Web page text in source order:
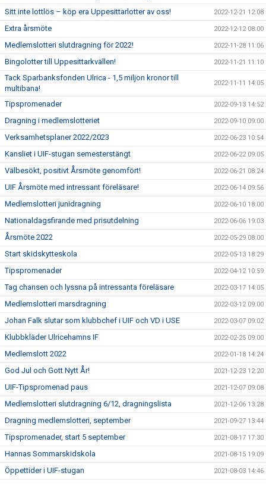
Sitt inte lottlös – köp era Uppesittarlotter av oss! 2022-12-21 12:08
Extra årsmöte 2022-12-12 08:00
Medlemslotteri slutdragning för 2022! 2022-11-28 11:06
Bingolotter till Uppesittarkvällen! 2022-11-21 11:10
Tack Sparbanksfonden Ulrica - 1,5 miljon kronor till
multibana!
2022-11-11 14:05
Tipspromenader 2022-09-13 14:52
Dragning i medlemslotteriet 2022-09-10 09:00
Verksamhetsplaner 2022/2023 2022-06-23 10:54
Kansliet i UIF-stugan semesterstängt 2022-06-22 09:05
Välbesökt, positivt Årsmöte genomfört! 2022-06-21 08:24
UIF Årsmöte med intressant föreläsare! 2022-06-14 09:56
Medlemslotteri junidragning 2022-06-10 18:00
Nationaldagsfirande med prisutdelning 2022-06-06 19:03
Årsmöte 2022 2022-05-29 08:00
Start skidskytteskola 2022-05-13 18:29
Tipspromenader 2022-04-12 10:59
Tag chansen och lyssna på intressanta föreläsare 2022-03-17 14:05
Medlemslotteri marsdragning 2022-03-12 09:00
Johan Falk slutar som klubbchef i UIF och VD i USE 2022-03-07 09:02
Klubbkläder Ulricehamns IF 2022-02-25 09:00
Medlemslott 2022 2022-01-18 14:24
God Jul och Gott Nytt År! 2021-12-23 12:20
UIF-Tipspromenad paus 2021-12-07 09:08
Medlemslotteri slutdragning 6/12, dragningslista 2021-12-06 13:28
Dragning medlemslotteri, september 2021-09-27 13:44
Tipspromenader, start 5 september 2021-08-17 17:30
Hannas Sommarskidskola 2021-08-15 19:09
Öppettider i UIF-stugan 2021-08-03 14:46